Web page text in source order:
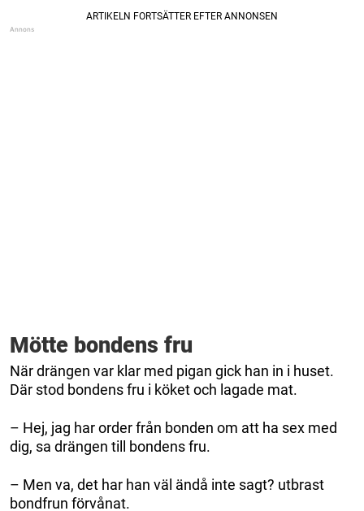
Mötte bondens fru
När drängen var klar med pigan gick han in i huset.
Där stod bondens fru i köket och lagade mat.
– Hej, jag har order från bonden om att ha sex med
dig, sa drängen till bondens fru.
– Men va, det har han väl ändå inte sagt? utbrast
bondfrun förvånat.